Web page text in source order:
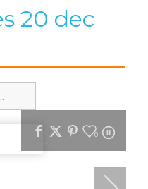
20 dec
0